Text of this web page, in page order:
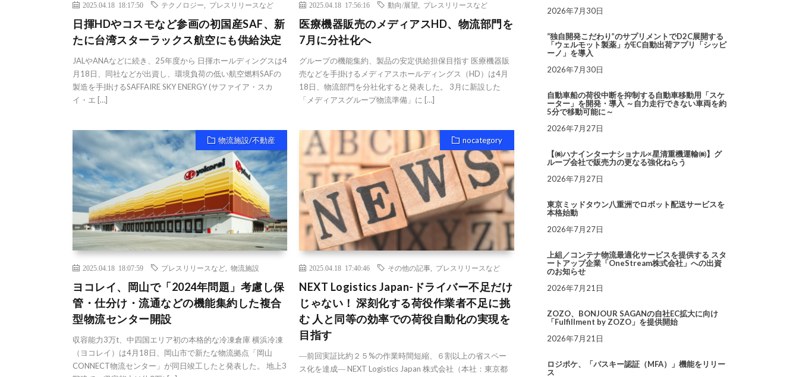
2025.04.18 18:17:50 テクノロジー プレスリリースなど
日揮HDやコスモなど参画の初国産SAF、新
たに台湾スターラックス航空にも供給決定
JALやANAなどに続き、25年度から 日揮ホールディングスは4
月18日、同社などが出資し、環境負荷の低い航空燃料SAFの
製造を手掛けるSAFFAIRE SKY ENERGY (サファイア・スカ
イ・エ […]
2025.04.18 17:56:16 動向/展望 プレスリリースなど
医療機器販売のメディアスHD、物流部門を
7月に分社化へ
グループの機能集約、製品の安定供給担保目指す 医療機器販
売などを手掛けるメディアスホールディングス（HD）は4月
18日、物流部門を分社化すると発表した。 3月に新設した
「メディアスグループ物流準備」に […]
物流施設/不動産
2025.04.18 18:07:59 プレスリリースなど 物流施設
ヨコレイ、岡山で「2024年問題」考慮し保
管・仕分け・流通などの機能集約した複合
型物流センター開設
収容能力3万t、中四国エリア初の本格的な冷凍倉庫 横浜冷凍
（ヨコレイ）は4月18日、岡山市で新たな物流拠点「岡山
CONNECT物流センター」が同日竣工したと発表した。 地上3
nocategory
2025.04.18 17:40:46 その他の記事 プレスリリースなど
NEXT Logistics Japan-ドライバー不足だけ
じゃない！ 深刻化する荷役作業者不足に挑
む 人と同等の効率での荷役自動化の実現を
目指す
―前回実証比約２５%の作業時間短縮、６割以上の省スペー
ス化を達成― NEXT Logistics Japan 株式会社（本社：東京都
2026年7月30日
“独自開発こだわり”のサプリメントでD2C展開する
「ウェルモット製薬」がEC自動出荷アプリ「シッピ
ーノ」を導入
2026年7月30日
自動車船の荷役中断を抑制する自動車移動用「スケ
ーター」を開発・導入 ～自力走行できない車両を約
5分で移動可能に～
2026年7月27日
【㈱ハナインターナショナル×星清重機運輸㈱】グ
ループ会社で販売力の更なる強化ねらう
2026年7月27日
東京ミッドタウン八重洲でロボット配送サービスを
本格始動
2026年7月27日
上組／コンテナ物流最適化サービスを提供する スタ
ートアップ企業「OneStream株式会社」への出資
のお知らせ
2026年7月21日
ZOZO、BONJOUR SAGANの自社EC拡大に向け
「Fulfillment by ZOZO」を提供開始
2026年7月21日
ロジポケ、「パスキー認証（MFA）」機能をリリー
ス